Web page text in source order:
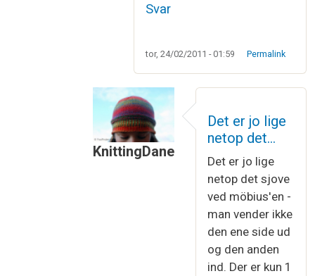
Svar
tor, 24/02/2011 - 01:59 Permalink
KnittingDane
afConnie Nielsen
Det er jo lige
netop det…
Det er jo lige
netop det sjove
ved möbius'en -
man vender ikke
den ene side ud
og den anden
ind. Der er kun 1